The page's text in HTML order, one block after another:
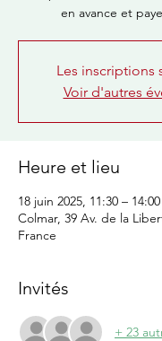
en avance et
Les inscriptions
Voir d'autres
Heure et lieu
18 juin 2025, 11:30 – 14:00
Colmar, 39 Av. de la
France
Invités
+ 23